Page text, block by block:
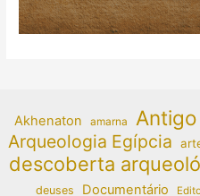
Akhenaton amarna
Arqueologia Egípcia
descoberta
deuses Documentário